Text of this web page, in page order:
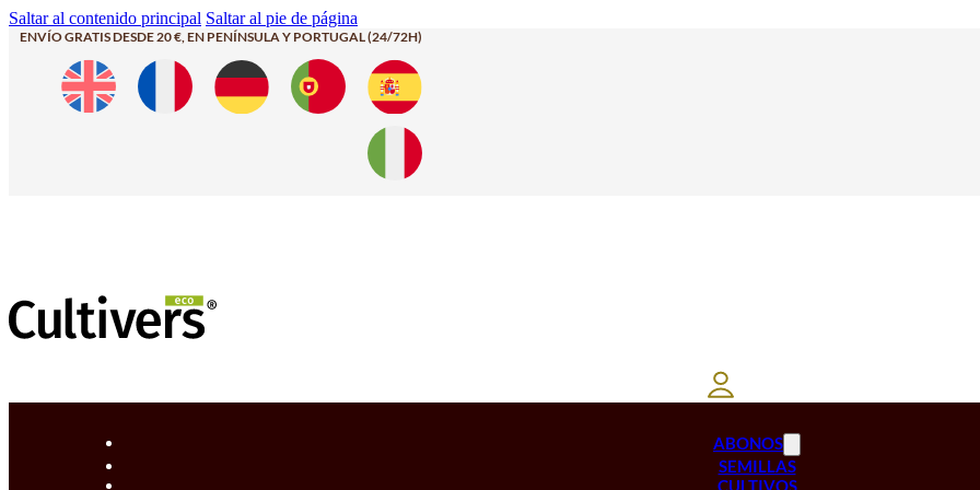
Saltar al contenido principal Saltar al pie de página
ENVÍO GRATIS DESDE 20 €, EN PENÍNSULA Y PORTUGAL (24/72H)
ABONOS
SEMILLAS
CULTIVOS